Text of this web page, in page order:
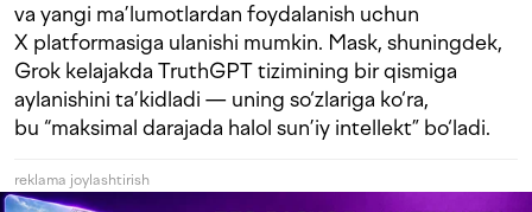
va yangi ma’lumotlardan foydalanish uchun
X platformasiga ulanishi mumkin. Mask, shuningdek,
Grok kelajakda TruthGPT tizimining bir qismiga
aylanishini ta’kidladi — uning so‘zlariga ko‘ra,
bu “maksimal darajada halol sun’iy intellekt” bo‘ladi.
reklama joylashtirish